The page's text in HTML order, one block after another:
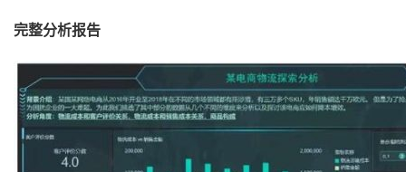
完整分析报告